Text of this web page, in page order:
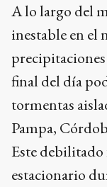
A lo largo del
inestable en el
final del día
tormentas
Pampa,
Este debilitado
estacionario